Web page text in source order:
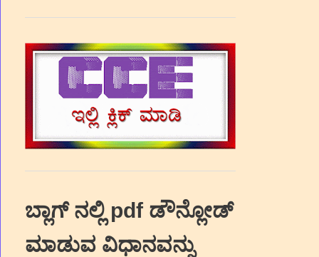
ಬ್ಲಾಗ್‌ ನಲ್ಲಿ pdf ಡೌನ್ಲೋಡ್‌
ಮಾಡುವ ವಿಧಾನವನ್ನು